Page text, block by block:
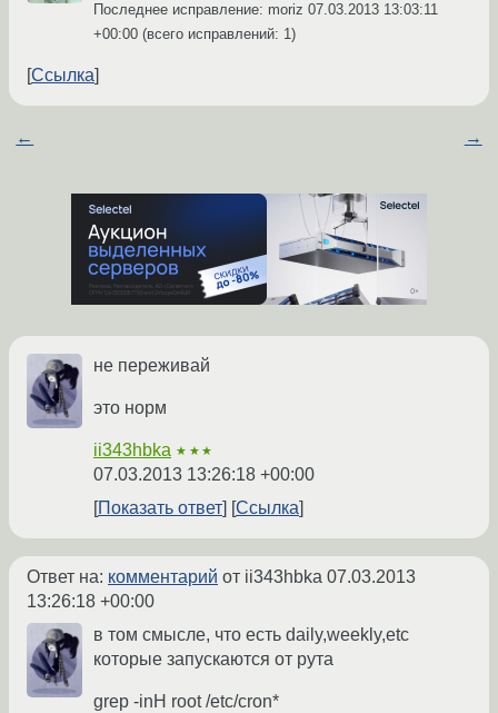
Последнее исправление: moriz 07.03.2013 13:03:11
+00:00 (всего исправлений: 1)
Ссылка
← →
не переживай
это норм
ii343hbka ★★★
07.03.2013 13:26:18 +00:00
Показать ответ
Ссылка
Ответ на: комментарий от ii343hbka 07.03.2013
13:26:18 +00:00
в том смысле, что есть daily,weekly,etc
которые запускаются от рута
grep -inH root /etc/cron*